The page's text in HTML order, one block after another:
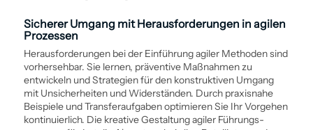
Sicherer Umgang mit Herausforderungen in agilen
Prozessen
Herausforderungen bei der Ein­führung agiler Methoden sind
vorhersehbar. Sie lernen, präventive Maßnahmen zu
entwickeln und Strategien für den konstruktiven Umgang
mit Unsicherheiten und Widerständen. Durch praxisnahe
Beispiele und Transferaufgaben optimieren Sie Ihr Vorgehen
kontinuierlich. Die kreative Gestaltung agiler Führungs­